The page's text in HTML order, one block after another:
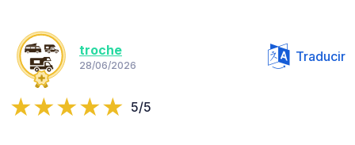
troche
28/06/2026
Traducir
5/5